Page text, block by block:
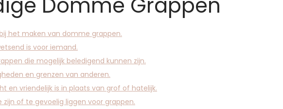
het maken van domme grappen.
is voor iemand.
die mogelijk beledigend kunnen zijn.
en grenzen van anderen.
en vriendelijk is in plaats van grof of hatelijk.
of te gevoelig liggen voor grappen.